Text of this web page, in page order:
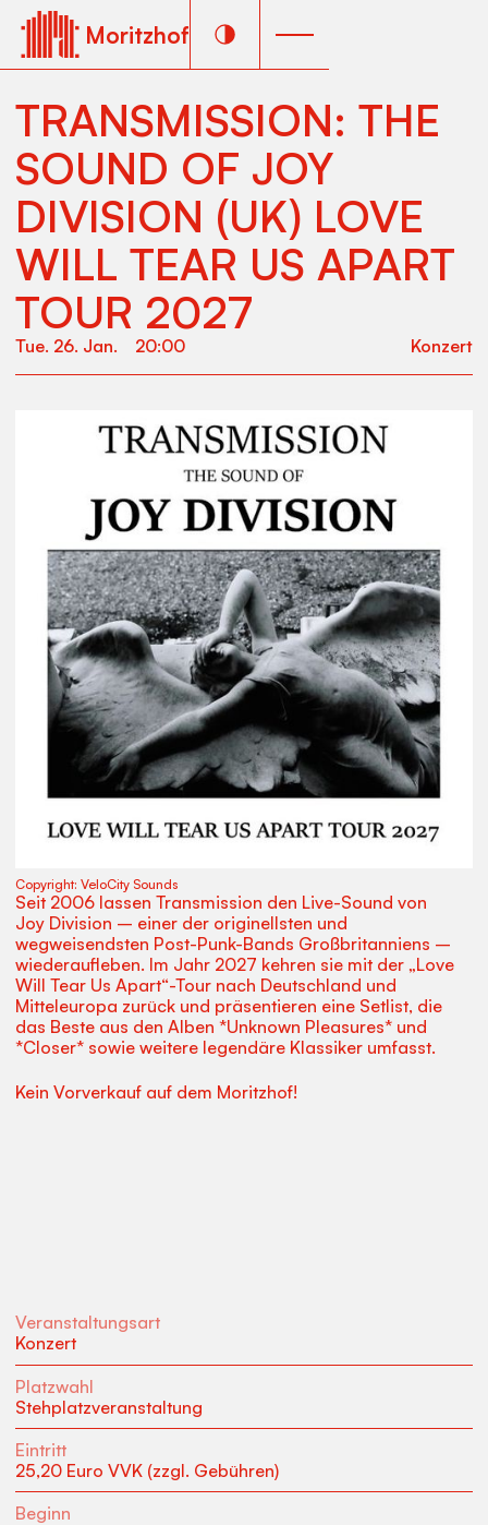
Moritzhof
TRANSMISSION: THE
SOUND OF JOY
DIVISION (UK) LOVE
WILL TEAR US APART
TOUR 2027
Tue. 26. Jan. 20:00 Konzert
Seit 2006 lassen Transmission den Live-Sound von
Joy Division – einer der originellsten und
wegweisendsten Post-Punk-Bands Großbritanniens –
wiederaufleben. Im Jahr 2027 kehren sie mit der „Love
Will Tear Us Apart“-Tour nach Deutschland und
Mitteleuropa zurück und präsentieren eine Setlist, die
das Beste aus den Alben *Unknown Pleasures* und
*Closer* sowie weitere legendäre Klassiker umfasst.
Kein Vorverkauf auf dem Moritzhof!
Veranstaltungsart
Konzert
Platzwahl
Stehplatzveranstaltung
Eintritt
25,20 Euro VVK (zzgl. Gebühren)
Beginn
Copyright: VeloCity Sounds